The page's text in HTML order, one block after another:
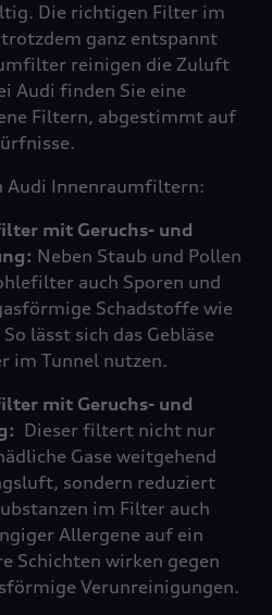
Die richtigen Filter im
ganz entspannt
reinigen die Zuluft
Audi finden Sie eine
Filtern, abgestimmt auf
Audi Innenraumfiltern:
mit Geruchs- und
Neben Staub und Pollen
auch Sporen und
Schadstoffe wie
lässt sich das Gebläse
im Tunnel nutzen.
mit Geruchs- und
Dieser filtert nicht nur
Gase weitgehend
sondern reduziert
im Filter auch
Allergene auf ein
Schichten wirken gegen
Verunreinigungen.